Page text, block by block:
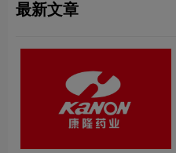
最新文章